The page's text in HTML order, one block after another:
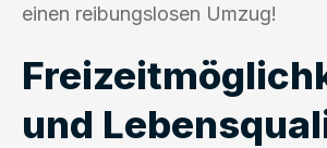
einen reibungslosen Umzug!
und